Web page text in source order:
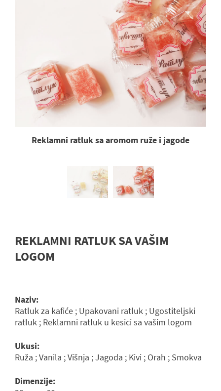
Reklamni ratluk sa aromom ruže i jagode
REKLAMNI RATLUK SA VAŠIM
LOGOM
Naziv:
Ratluk za kafiće ; Upakovani ratluk ; Ugostiteljski
ratluk ; Reklamni ratluk u kesici sa vašim logom
Ukusi:
Ruža ; Vanila ; Višnja ; Jagoda ; Kivi ; Orah ; Smokva
Dimenzije: